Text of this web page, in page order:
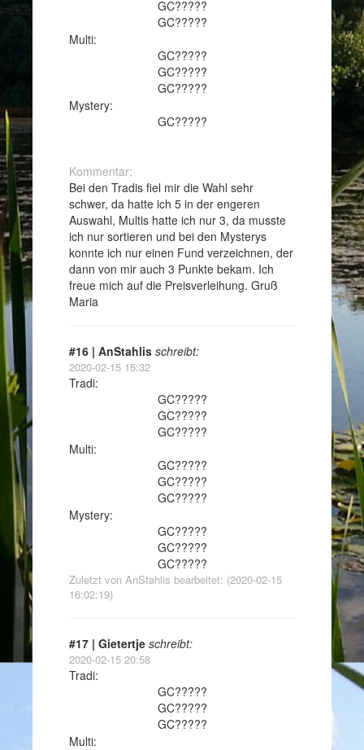
GC?????
GC?????
Multi:
GC?????
GC?????
GC?????
Mystery:
GC?????
Kommentar:
Bei den Tradis fiel mir die Wahl sehr
schwer, da hatte ich 5 in der engeren
Auswahl, Multis hatte ich nur 3, da musste
ich nur sortieren und bei den Mysterys
konnte ich nur einen Fund verzeichnen, der
dann von mir auch 3 Punkte bekam. Ich
freue mich auf die Preisverleihung. Gruß
Maria
#16 | AnStahlis schreibt:
2020-02-15 15:32
Tradi:
GC?????
GC?????
GC?????
Multi:
GC?????
GC?????
GC?????
Mystery:
GC?????
GC?????
GC?????
Zuletzt von AnStahlis bearbeitet: (2020-02-15
16:02:19)
#17 | Gietertje schreibt:
2020-02-15 20:58
Tradi:
GC?????
GC?????
GC?????
Multi: